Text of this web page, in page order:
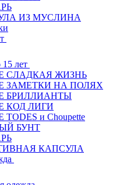
ИЗ МУСЛИНА
лет
СЛАДКАЯ ЖИЗНЬ
ЗАМЕТКИ НА ПОЛЯХ
БРИЛЛИАНТЫ
КОД ЛИГИ
и Choupette
БУНТ
КАПСУЛА